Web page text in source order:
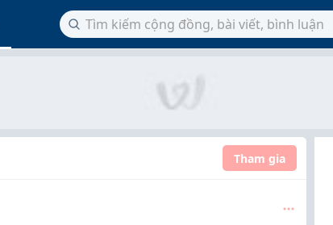
Tham gia